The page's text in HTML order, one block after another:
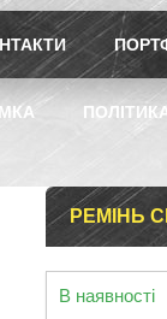
РЕМІНЬ
В наявності